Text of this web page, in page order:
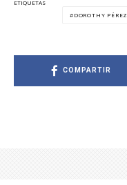
ETIQUETAS
DOROTHY PÉREZ
COMPARTIR